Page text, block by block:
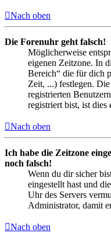
Nach oben
Die Forenuhr geht falsch!
Möglicherweise
eigenen Zeitzone. In
Bereich“ die für dich
Zeit, ...) festlegen.
registrierten
registriert bist, ist dies
Nach oben
Ich habe die Zeitzone
noch falsch!
Wenn du dir sicher
eingestellt hast und
Uhr des Servers
Administrator, damit
Nach oben